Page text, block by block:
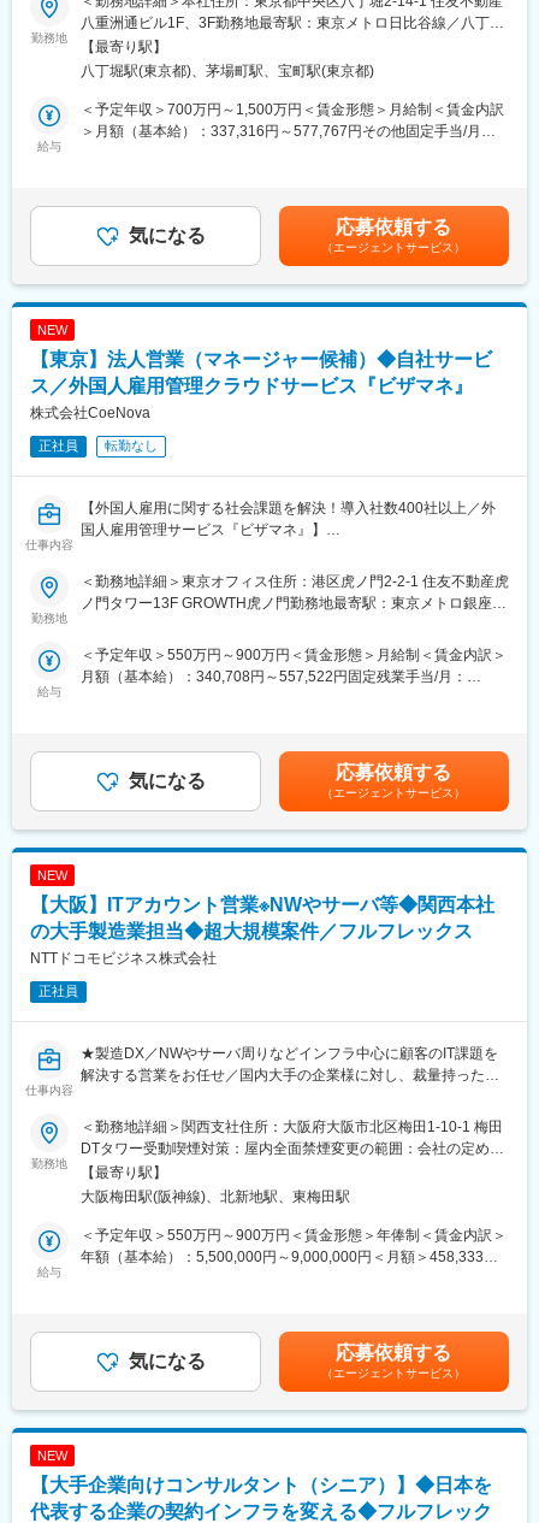
■プロジェクト例：
・某流通小売り業向け「デジタル戦略」
・顧客接点系ビジネス構想策定、システム構築 （EC、ポイント
管理等）
・基幹系業務システム再構築提案（販売、会計、人事給与系）
・データドリブン経営を目指した基盤整備（ETL、ＤＷＨ、BI）
※案件規模：平均単価：5,000万円～1億円、プロジェクト期間：1
年～1.5年
営業全体で16名在籍しています。（20代後半から60代迄と幅広い
文化が醸成されています。
■入社後：
イズ企業を担当いただきます。新規案件創出～提案まで主体的に
リードいただきます。
変更の範囲：会社の定める業務
現在、導入社数は想定を上回るペースで急拡大していますが、私
たちのゴールはシステムの導入ではありません。2024年問題や深
刻な労働力不足に直面する運送会社様からは、単なるシステム導
入サポートを超えた「高度な活用支援」への期待が急速に高まっ
ています。
こうした背景から、顧客の業務課題に深く入り込み、支援の高度
化と仕組み化を推進できるカスタマーサクセスを募集していま
し、業界のスタンダードを共に創り上げてくださる方をお待ちし
ています。
の提案から実行までをリードする
◇アカウント戦略設計・提案活動の仕組み化
顧客セグメントや課題構造に応じたアカウント戦略を設計し、再
◇KPIマネジメント・収益最大化
◇組織強化・横断連携推進
メンバー育成や役割設計を通じた組織強化に加え、セールス・プ
■営業スタイル
担当顧客：運送会社、物流子会社、3PL等
ドは様々で、物流業界出身者やSaaSCS経験者が活躍していま
す。
■ポジションの魅力
◎事業承継を経てプロダクト・サービスの進化を加速させている
◎社会的課題への貢献ができる：「物流」という巨大な社会基盤
を支え、変えていく、その社会的意義や使命感を肌で味わえる環
境があります。
■キャリアパス
変更の範囲：会社の定める業務
勤務地
八重洲通ビル1F、3F勤務地最寄駅：東京メトロ日比谷線／八丁堀
駅受動喫煙対策：屋内全面禁煙変更の範囲：会社の定める事業所
（リモートワーク含む）
【最寄り駅】
八丁堀駅(東京都)、茅場町駅、宝町駅(東京都)
給与
＜予定年収＞700万円～1,500万円＜賃金形態＞月給制＜賃金内訳
＞月額（基本給）：337,316円～577,767円その他固定手当/月：
残業手当＞有＜給与補足＞※年収は前職考慮の上、経験・スキルに
応じて決定します。■その他固定手当：LP手当一律55,000円賃金
はあくまでも目安の金額であり、選考を通じて上下する可能性が
あります。月給(月額)は固定手当を含めた表記です。
気になる 応募依頼する
（エージェントサービス）
NEW
【東京】法人営業（マネージャー候補）◆自社サービ
ス／外国人雇用管理クラウドサービス『ビザマネ』
株式会社CoeNova
正社員 転勤なし
仕事内容
【外国人雇用に関する社会課題を解決！導入社数400社以上／外
国人雇用管理サービス『ビザマネ』】
＜外国人労働者の雇用に関する社会課題の解決＞
介護業界や運送業、コンビニや外食チェーン店等外国人を労働力
として受け入れる必要がある少子高齢化が進む日本において、い
く、その要因の一つに労務作業(ビザ管理)があります。
当社は企業が抱えるそのような課題を解決し、外国人を雇い入れ
当社のサービス『ビザマネ』は外国人雇用の複雑なプロセスを簡
単かつ効率的に管理し、管理や行政手続きの負担を大幅に削減で
きる革新的なサービスです。日本国内の外国人就労者は現在約
300万人、また外国人を雇用する企業数も対前年と対前々年と続
けて約6～7％増で推移しています。
ける方を募集しています！
（https://visamane.jp/）
■職務概要：
『ビザマネ』は2024年3月にウィルグループから譲受したサービ
スで、現在はすべての営業活動と事業推進を当社にて行っており
ます。導入社数は400社を超えましたが、社会課題への貢献のひ
とつとして、さらに顧客の新規開拓を行い『ビザマネ』を拡げて
いただきます。
の体制構築、また今後の販路拡大の方針立案など『ビザマネ事
業』自体の推進業務を担っていただくことを想定しています。
＜サービス例＞
・外国人雇用管理サービス『ビザマネ』
・日本語教育アプリ『bondlingo』
それぞれの業務内容比率としては新規顧客開拓が6割、既存顧客の
深耕1割、マネジメント業務で3割程度のイメージです。
・新規顧客の開拓、既存顧客の深耕
・顧客の課題解決のための自社プロダクトの提案～受注活動及
び、自らの売上目標の達成
変更の範囲：会社の定める業務
勤務地
＜勤務地詳細＞東京オフィス住所：港区虎ノ門2-2-1 住友不動産虎
ノ門タワー13F GROWTH虎ノ門勤務地最寄駅：東京メトロ銀座線
囲：会社の定める事業所（リモートワーク含む）
給与
＜予定年収＞550万円～900万円＜賃金形態＞月給制＜賃金内訳＞
月額（基本給）：340,708円～557,522円固定残業手当/月：
の1/14を月給として支給。2/14は年2回の賞与として支給。※役職
手当は別途支給（該当者のみ）■昇給：年2回■賞与：年2回 ※但
し、達成率及び業績による賃金はあくまでも目安の金額であり、
選考を通じて上下する可能性があります。月給(月額)は固定手当を
含めた表記です。
気になる 応募依頼する
（エージェントサービス）
NEW
【大阪】ITアカウント営業※NWやサーバ等◆関西本社
の大手製造業担当◆超大規模案件／フルフレックス
NTTドコモビジネス株式会社
正社員
仕事内容
★製造DX／NWやサーバ周りなどインフラ中心に顧客のIT課題を
解決する営業をお任せ／国内大手の企業様に対し、裁量持った提
可×フルフレックス制度★
■MISSION
22年にNTTドコモ、NTTcom、NTTコムウェアが統合し、新生ド
コモグループが誕生しました。当組織は法人顧客向けにIT/通信を
基軸とした既存サービスの深化に加え、新たな価値提供を目指し
ています。
します。
顧客の経営課題に対して、社内の技術部門・サービス部門と連携
し、ネットワーク／クラウド／セキュリティ等を組み合わせて最
す。
受注後は、関係者を巻き込みながら導入・提供まで推進し、継続
勤務地
＜勤務地詳細＞関西支社住所：大阪府大阪市北区梅田1-10-1 梅田
DTタワー受動喫煙対策：屋内全面禁煙変更の範囲：会社の定める
事業所（リモートワーク含む）
【最寄り駅】
大阪梅田駅(阪神線)、北新地駅、東梅田駅
給与
＜予定年収＞550万円～900万円＜賃金形態＞年俸制＜賃金内訳＞
年額（基本給）：5,500,000円～9,000,000円＜月額＞458,333円
あり、選考を通じて上下する可能性があります。月給(月額)は固定
手当を含めた表記です。
気になる 応募依頼する
（エージェントサービス）
NEW
【大手企業向けコンサルタント（シニア）】◆日本を
代表する企業の契約インフラを変える◆フルフレック